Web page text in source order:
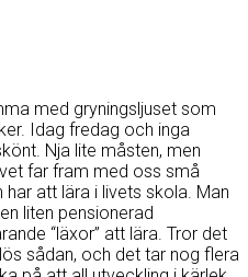
med gryningsljuset som
Idag fredag och inga
Nja lite måsten, men
far fram med oss små
att lära i livets skola. Man
liten pensionerad
“läxor” att lära. Tror det
sådan, och det tar nog flera